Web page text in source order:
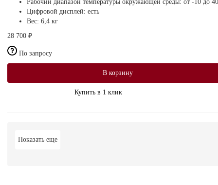
Рабочий диапазон температуры окружающей среды: от -10 до
Цифровой дисплей: есть
Вес: 6,4 кг
28 700 ₽
По запросу
В корзину
Купить в 1 клик
Показать еще